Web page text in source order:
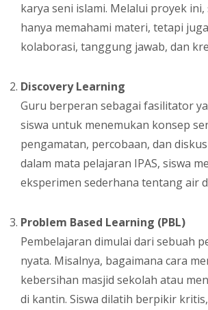
karya seni islami. Melalui proyek ini,
hanya memahami materi, tetapi
kolaborasi, tanggung jawab, dan
Discovery Learning
Guru berperan sebagai fasilitator
siswa untuk menemukan konsep
pengamatan, percobaan, dan
dalam mata pelajaran IPAS, siswa
eksperimen sederhana tentang air
Problem Based Learning (PBL)
Pembelajaran dimulai dari sebuah
nyata. Misalnya, bagaimana cara
kebersihan masjid sekolah atau
di kantin. Siswa dilatih berpikir